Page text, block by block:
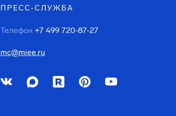
ПРЕСС-СЛУЖБА
Телефон +7 499 720-87-27
mc@miee.ru